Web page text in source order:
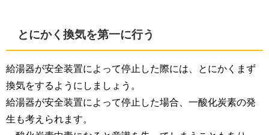
とにかく換気を第一に行う
給湯器が安全装置によって停止した際には、とにかくまず
換気をするようにしましょう。
給湯器が安全装置によって停止した場合、一酸化炭素の発
生も考えられます。